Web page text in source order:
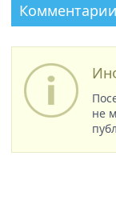
Комментарии
не